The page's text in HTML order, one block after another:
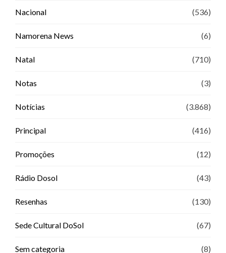
Nacional (536)
Namorena News (6)
Natal (710)
Notas (3)
Notícias (3.868)
Principal (416)
Promoções (12)
Rádio Dosol (43)
Resenhas (130)
Sede Cultural DoSol (67)
Sem categoria (8)